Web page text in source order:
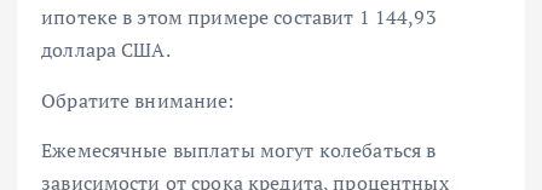
ипотеке в этом примере составит 1 144,93
доллара США.
Обратите внимание:
Ежемесячные выплаты могут колебаться в
зависимости от срока кредита, процентных